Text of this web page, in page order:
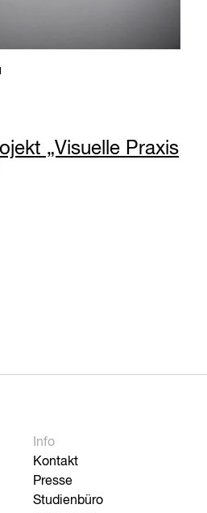
„Visuelle Praxis
Info
Kontakt
Presse
Studienbüro